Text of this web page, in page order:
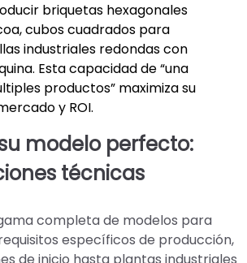
briquetas hexagonales
cubos cuadrados para
industriales redondas con
Esta capacidad de “una
productos” maximiza su
y ROI.
modelo perfecto:
técnicas
completa de modelos para
específicos de producción,
de inicio hasta plantas industriales